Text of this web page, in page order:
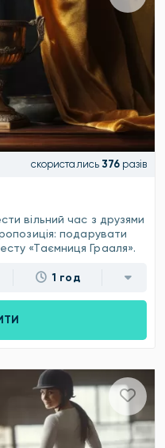
скористались 376 разів
вільний час з друзями
подарувати
«Таємниця Грааля».
1 год